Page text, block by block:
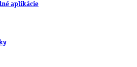
aplikácie